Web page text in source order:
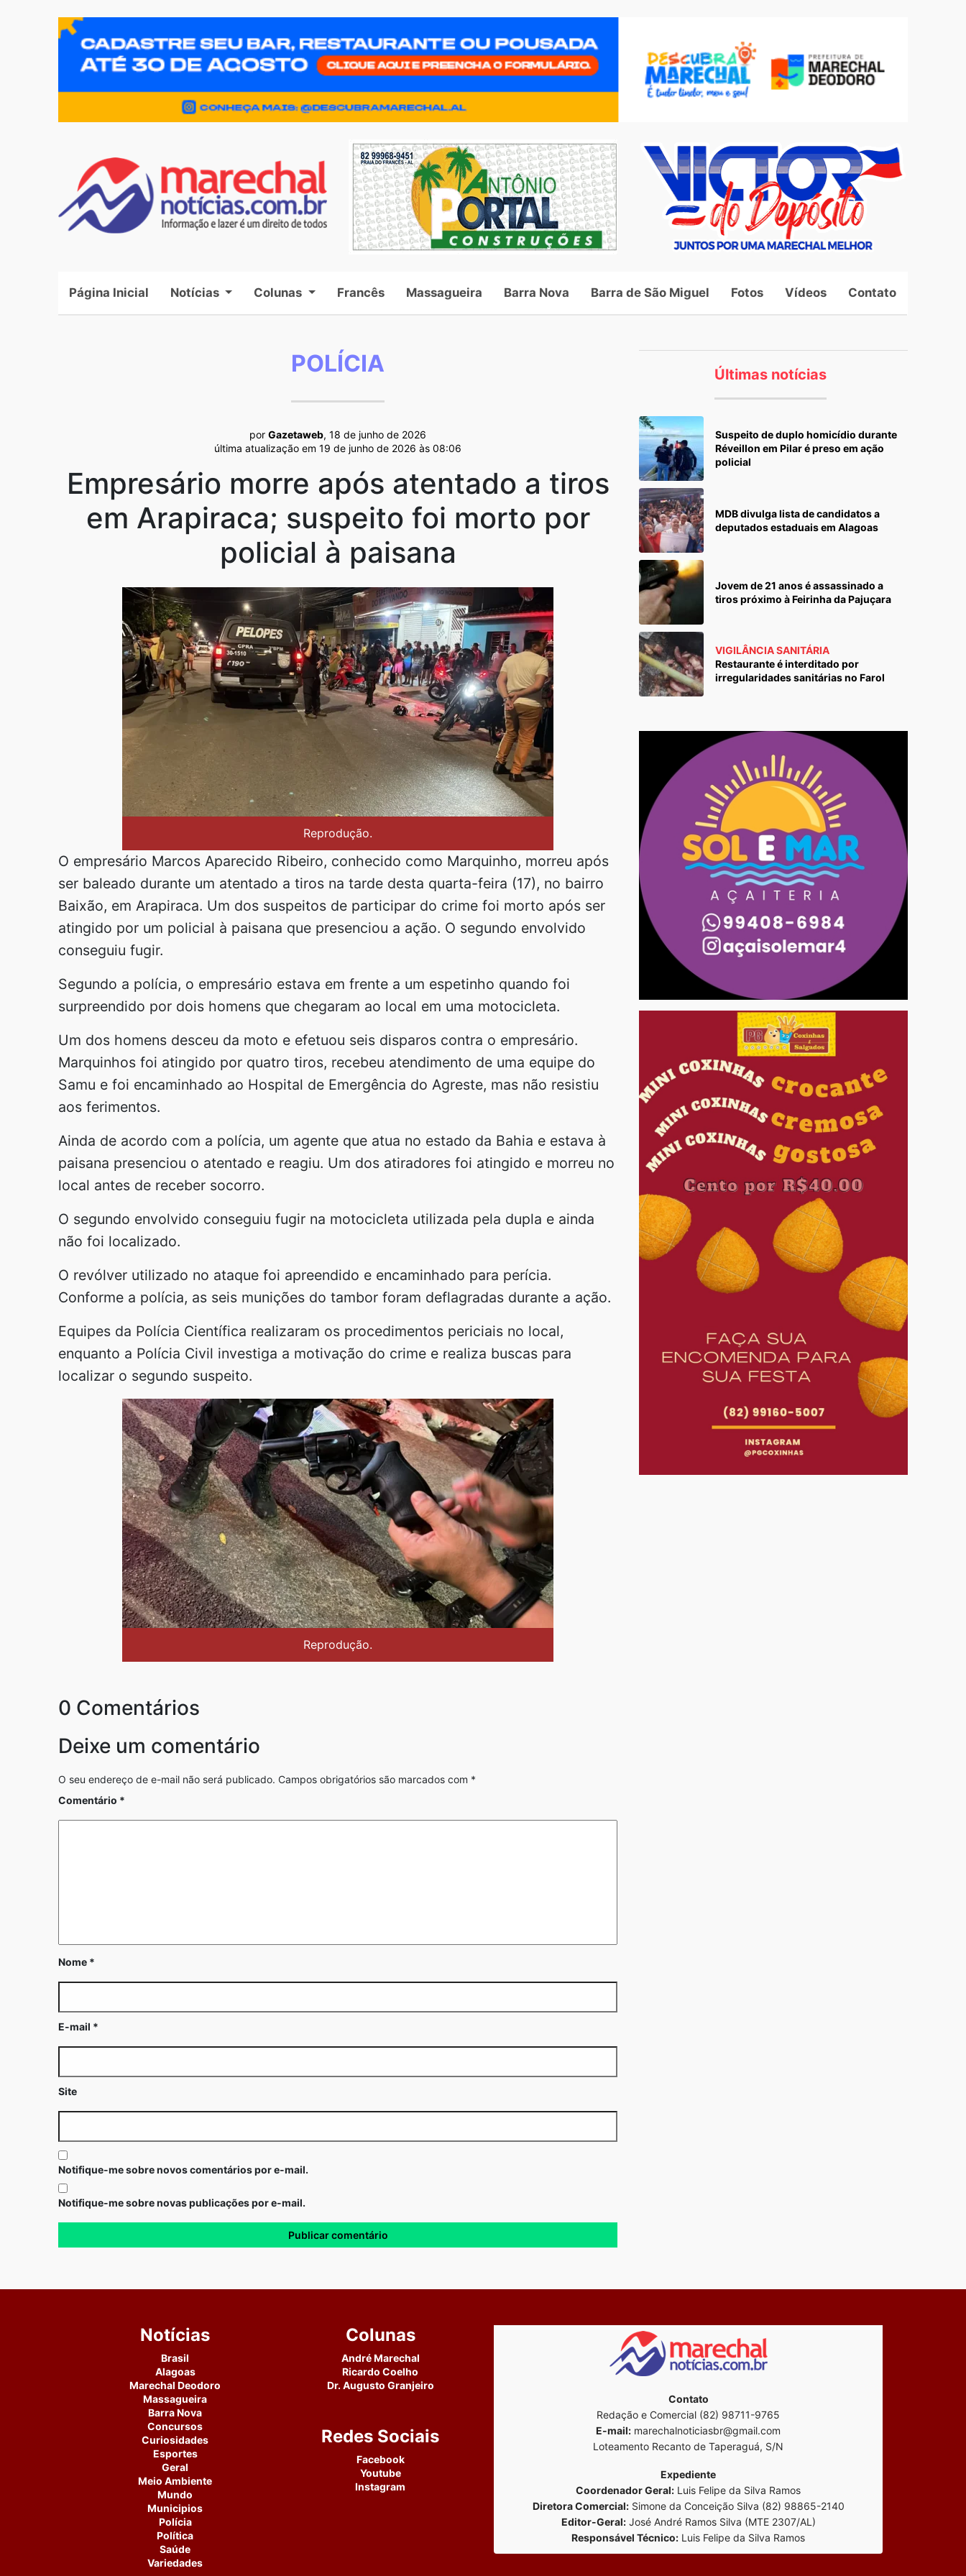
Página Inicial (current)
Notícias Colunas Francês Massagueira Barra Nova Barra de São Miguel Fotos Vídeos Contato
POLÍCIA
por Gazetaweb, 18 de junho de 2026
última atualização em 19 de junho de 2026 às 08:06
Empresário morre após atentado a tiros
em Arapiraca; suspeito foi morto por
policial à paisana
Reprodução.
O empresário Marcos Aparecido Ribeiro, conhecido como Marquinho, morreu após
ser baleado durante um atentado a tiros na tarde desta quarta-feira (17), no bairro
Baixão, em Arapiraca. Um dos suspeitos de participar do crime foi morto após ser
atingido por um policial à paisana que presenciou a ação. O segundo envolvido
conseguiu fugir.
Segundo a polícia, o empresário estava em frente a um espetinho quando foi
surpreendido por dois homens que chegaram ao local em uma motocicleta.
Um dos homens desceu da moto e efetuou seis disparos contra o empresário.
Marquinhos foi atingido por quatro tiros, recebeu atendimento de uma equipe do
Samu e foi encaminhado ao Hospital de Emergência do Agreste, mas não resistiu
aos ferimentos.
Ainda de acordo com a polícia, um agente que atua no estado da Bahia e estava à
paisana presenciou o atentado e reagiu. Um dos atiradores foi atingido e morreu no
local antes de receber socorro.
O segundo envolvido conseguiu fugir na motocicleta utilizada pela dupla e ainda
não foi localizado.
O revólver utilizado no ataque foi apreendido e encaminhado para perícia.
Conforme a polícia, as seis munições do tambor foram deflagradas durante a ação.
Equipes da Polícia Científica realizaram os procedimentos periciais no local,
enquanto a Polícia Civil investiga a motivação do crime e realiza buscas para
localizar o segundo suspeito.
Reprodução.
0 Comentários
Deixe um comentário
O seu endereço de e-mail não será publicado. Campos obrigatórios são marcados com *
Comentário *
Nome *
E-mail *
Site
Notifique-me sobre novos comentários por e-mail.
Notifique-me sobre novas publicações por e-mail.
Últimas notícias
Suspeito de duplo homicídio durante
Réveillon em Pilar é preso em ação
policial
MDB divulga lista de candidatos a
deputados estaduais em Alagoas
Jovem de 21 anos é assassinado a
tiros próximo à Feirinha da Pajuçara
VIGILÂNCIA SANITÁRIA
Restaurante é interditado por
irregularidades sanitárias no Farol
Notícias
Brasil
Alagoas
Marechal Deodoro
Massagueira
Barra Nova
Concursos
Curiosidades
Esportes
Geral
Meio Ambiente
Mundo
Municipios
Polícia
Política
Saúde
Variedades
Colunas
André Marechal
Ricardo Coelho
Dr. Augusto Granjeiro
Redes Sociais
Facebook
Youtube
Instagram
Contato
Redação e Comercial (82) 98711-9765
E-mail: marechalnoticiasbr@gmail.com
Loteamento Recanto de Taperaguá, S/N
Expediente
Coordenador Geral: Luis Felipe da Silva Ramos
Diretora Comercial:Simone da Conceição Silva (82) 98865-2140
Editor-Geral:José André Ramos Silva (MTE 2307/AL)
Responsável Técnico: Luis Felipe da Silva Ramos